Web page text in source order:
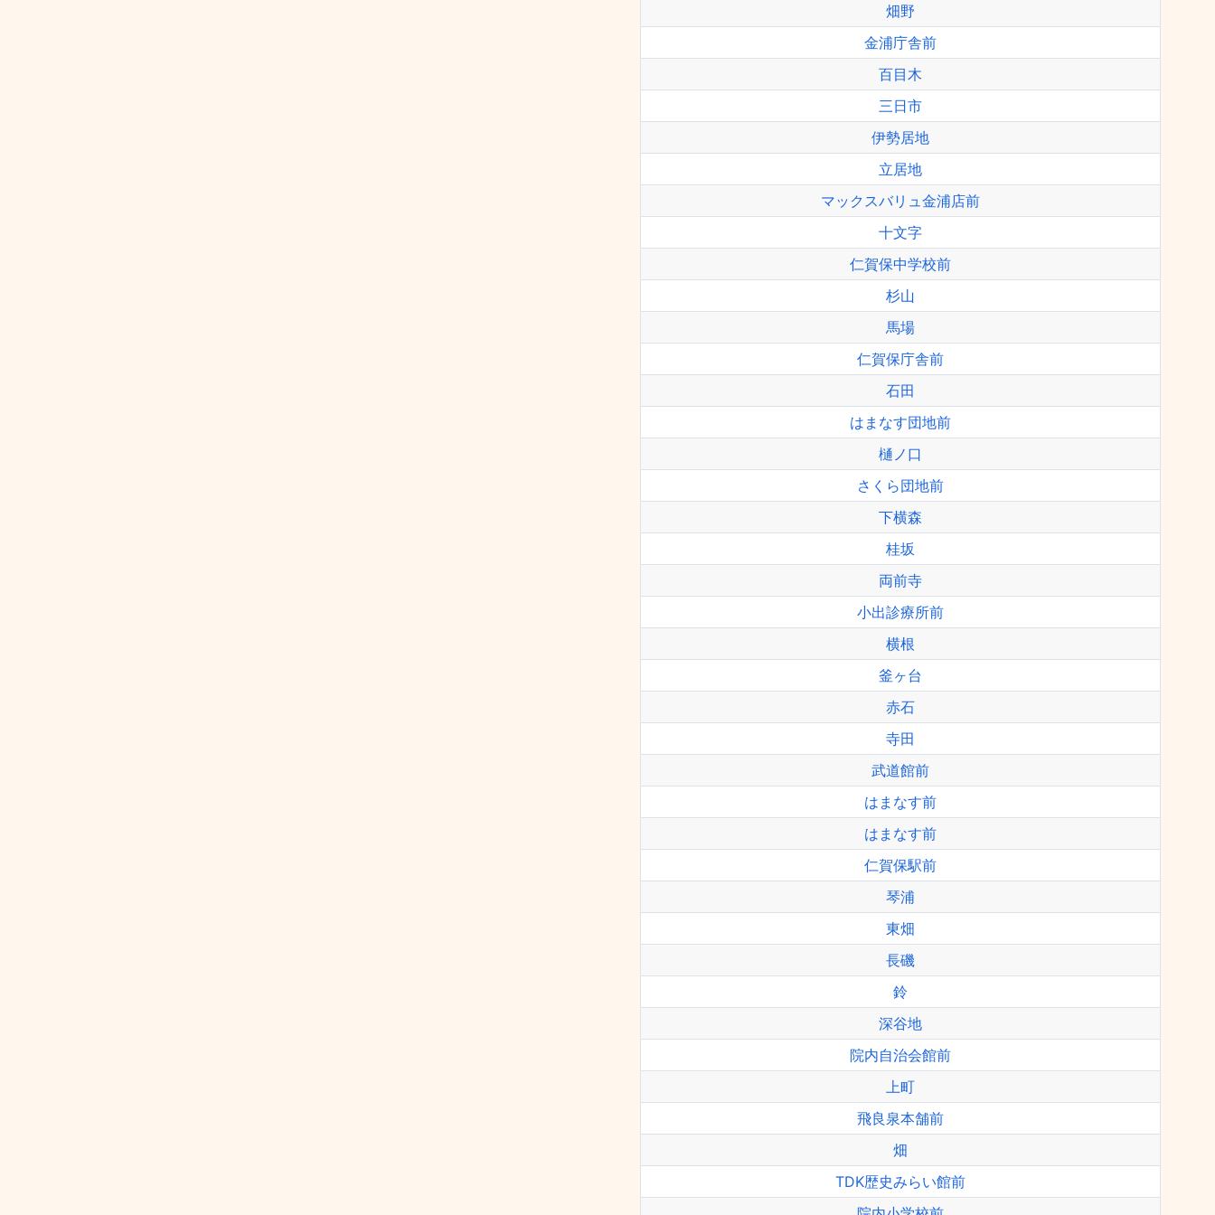
畑野
金浦庁舎前
百目木
三日市
伊勢居地
立居地
マックスバリュ金浦店前
十文字
仁賀保中学校前
杉山
馬場
仁賀保庁舎前
石田
はまなす団地前
樋ノ口
さくら団地前
下横森
桂坂
両前寺
小出診療所前
横根
釜ヶ台
赤石
寺田
武道館前
はまなす前
はまなす前
仁賀保駅前
琴浦
東畑
長磯
鈴
深谷地
院内自治会館前
上町
飛良泉本舗前
畑
TDK歴史みらい館前